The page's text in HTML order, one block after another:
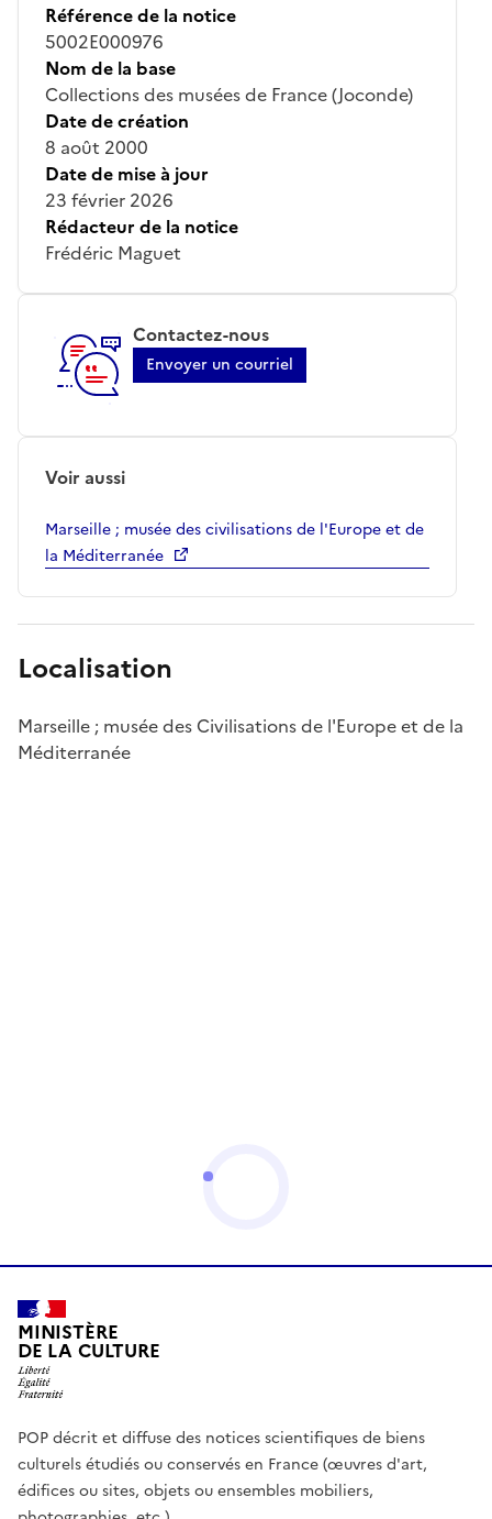
Référence de la notice
5002E000976
Nom de la base
Collections des musées de France (Joconde)
Date de création
8 août 2000
Date de mise à jour
23 février 2026
Rédacteur de la notice
Frédéric Maguet
Contactez-nous
Envoyer un courriel
Voir aussi
Marseille ; musée des civilisations de l'Europe et de
la Méditerranée
Localisation
Marseille ; musée des Civilisations de l'Europe et de la
Méditerranée
MINISTÈRE
DE LA CULTURE
POP décrit et diffuse des notices scientifiques de biens
culturels étudiés ou conservés en France (œuvres d'art,
édifices ou sites, objets ou ensembles mobiliers,